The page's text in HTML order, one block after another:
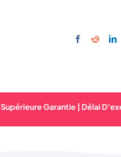
Garantie | Délai